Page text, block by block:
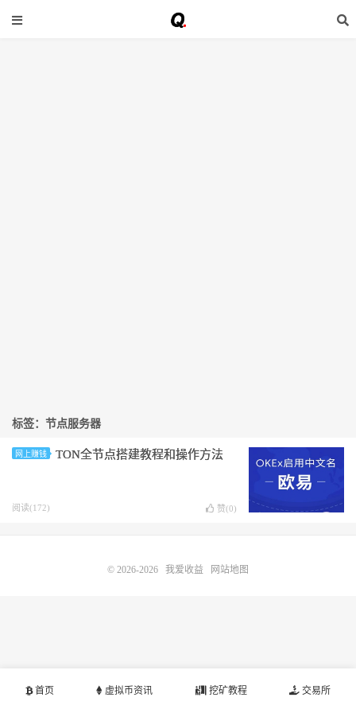
标签：节点服务器
网上赚钱 TON全节点搭建教程和操作方法
阅读(172) 赞(0)
首页 虚拟币资讯 挖矿教程 交易所
© 2026-2026 我爱收益 网站地图